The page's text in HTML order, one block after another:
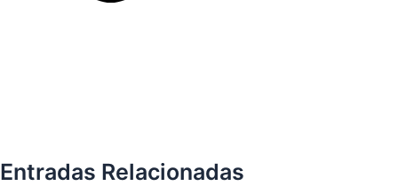
Entradas Relacionadas